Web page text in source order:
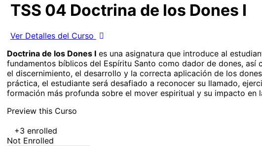
TSS 04 Doctrina de los Dones I
Ver Detalles del Curso
Doctrina de los Dones I es una asignatura que introduce al
fundamentos bíblicos del Espíritu Santo como dador de dones,
el discernimiento, el desarrollo y la correcta aplicación de los
práctica, el estudiante será desafiado a reconocer su llamado,
formación más profunda sobre el mover espiritual y su impacto en
Preview this Curso
+3enrolled
Not Enrolled